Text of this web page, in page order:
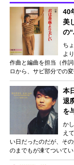
40
美
の
ち
よ
作曲と編曲を担当（作
ロから、サビ部分での
本
退
を
か
え
い日だったのだが、そ
のまでもが凍てついて